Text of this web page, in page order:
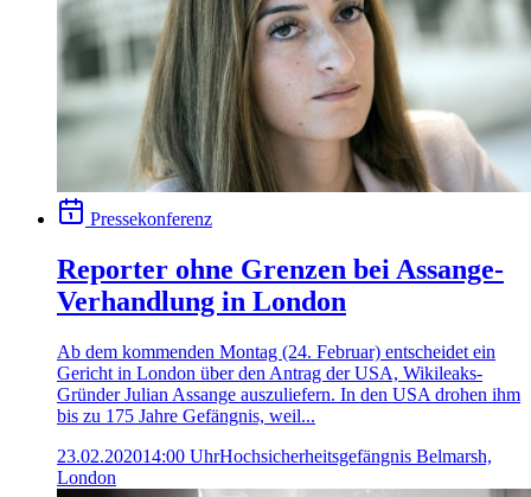
Pressekonferenz
Reporter ohne Grenzen bei Assange-
Verhandlung in London
Ab dem kommenden Montag (24. Februar) entscheidet ein
Gericht in London über den Antrag der USA, Wikileaks-
Gründer Julian Assange auszuliefern. In den USA drohen ihm
bis zu 175 Jahre Gefängnis, weil...
23.02.202014:00 UhrHochsicherheitsgefängnis Belmarsh,
London